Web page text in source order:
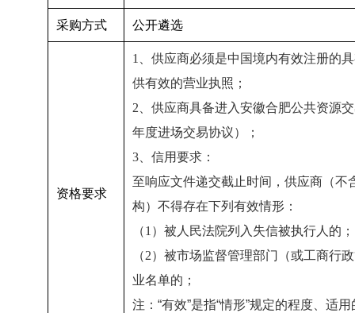
采购方式 公开遴选
资格要求
1
、供应商必须是中国境内有效注册的
供有效的营业执照；
2 、供应商具备进入安徽合肥公共资源
年度进场交易协议）；
3 、信用要求：
至响应文件递交截止时间，供应商（不
构）不得存在下列有效情形：
（1 ）被人民法院列入失信被执行人的；
（2）被市场监督管理部门（或工商行
业名单的；
注：“有效”是指“情形”规定的程度、适